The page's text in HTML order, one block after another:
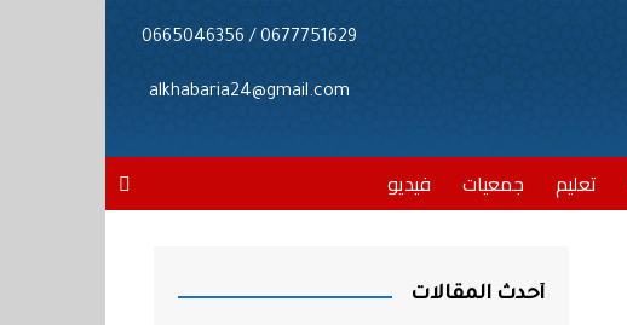
0677751629 / 0665046356
alkhabaria24@gmail.com
تعليم جمعيات فيديو
أحدث المقالات